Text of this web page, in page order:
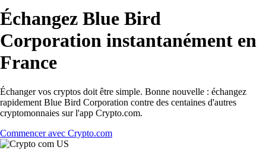
Échangez Blue Bird
Corporation instantanément en
France
Échanger vos cryptos doit être simple. Bonne nouvelle : échangez
rapidement Blue Bird Corporation contre des centaines d'autres
cryptomonnaies sur l'app Crypto.com.
Commencer avec Crypto.com